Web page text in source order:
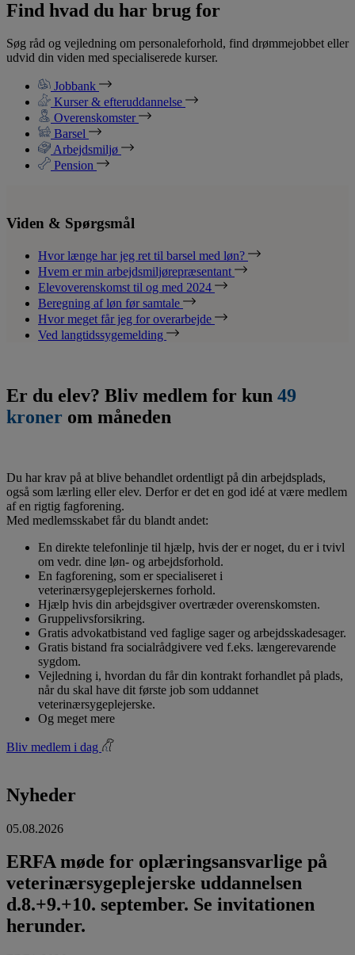
Find hvad du har brug for
Søg råd og vejledning om personaleforhold, find drømmejobbet eller
udvid din viden med specialiserede kurser.
Jobbank
Kurser & efteruddannelse
Overenskomster
Barsel
Arbejdsmiljø
Pension
Viden & Spørgsmål
Hvor længe har jeg ret til barsel med løn?
Hvem er min arbejdsmiljørepræsentant
Elevoverenskomst til og med 2024
Beregning af løn før samtale
Hvor meget får jeg for overarbejde
Ved langtidssygemelding
Er du elev? Bliv medlem for kun 49
kroner om måneden
Du har krav på at blive behandlet ordentligt på din arbejdsplads,
også som lærling eller elev. Derfor er det en god idé at være medlem
af en rigtig fagforening.
Med medlemsskabet får du blandt andet:
En direkte telefonlinje til hjælp, hvis der er noget, du er i tvivl
om vedr. dine løn- og arbejdsforhold.
En fagforening, som er specialiseret i
veterinærsygeplejerskernes forhold.
Hjælp hvis din arbejdsgiver overtræder overenskomsten.
Gruppelivsforsikring.
Gratis advokatbistand ved faglige sager og arbejdsskadesager.
Gratis bistand fra socialrådgivere ved f.eks. længerevarende
sygdom.
Vejledning i, hvordan du får din kontrakt forhandlet på plads,
når du skal have dit første job som uddannet
veterinærsygeplejerske.
Og meget mere
Bliv medlem i dag
Nyheder
05.08.2026
ERFA møde for oplæringsansvarlige på
veterinærsygeplejerske uddannelsen
d.8.+9.+10. september. Se invitationen
herunder.